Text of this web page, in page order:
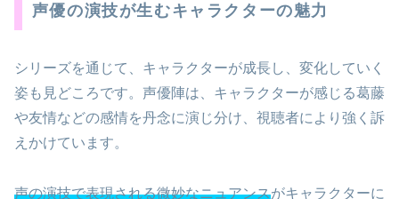
声優の演技が生むキャラクターの魅力
シリーズを通じて、キャラクターが成長し、変化していく
姿も見どころです。声優陣は、キャラクターが感じる葛藤
や友情などの感情を丹念に演じ分け、視聴者により強く訴
えかけています。
声の演技で表現される微妙なニュアンスがキャラクターに